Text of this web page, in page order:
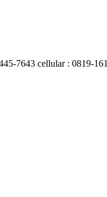
7643 cellular : 0819-